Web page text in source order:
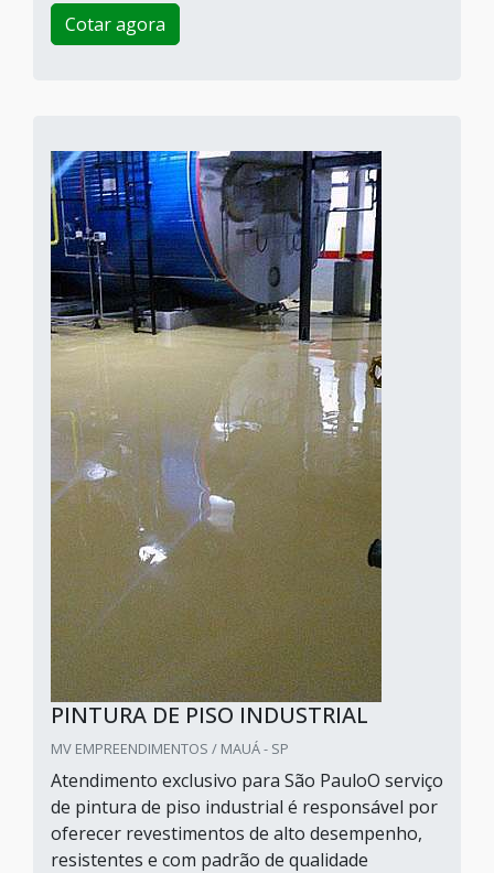
Cotar agora
PINTURA DE PISO INDUSTRIAL
MV EMPREENDIMENTOS / MAUÁ - SP
Atendimento exclusivo para São PauloO serviço
de pintura de piso industrial é responsável por
oferecer revestimentos de alto desempenho,
resistentes e com padrão de qualidade